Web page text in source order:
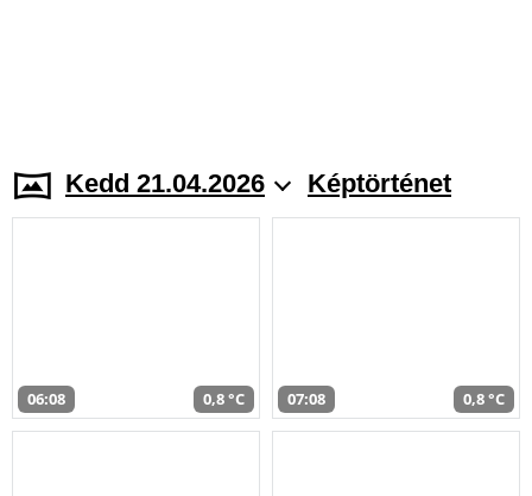
Kedd 21.04.2026 Képtörténet
06:08 0,8 °C 07:08 0,8 °C